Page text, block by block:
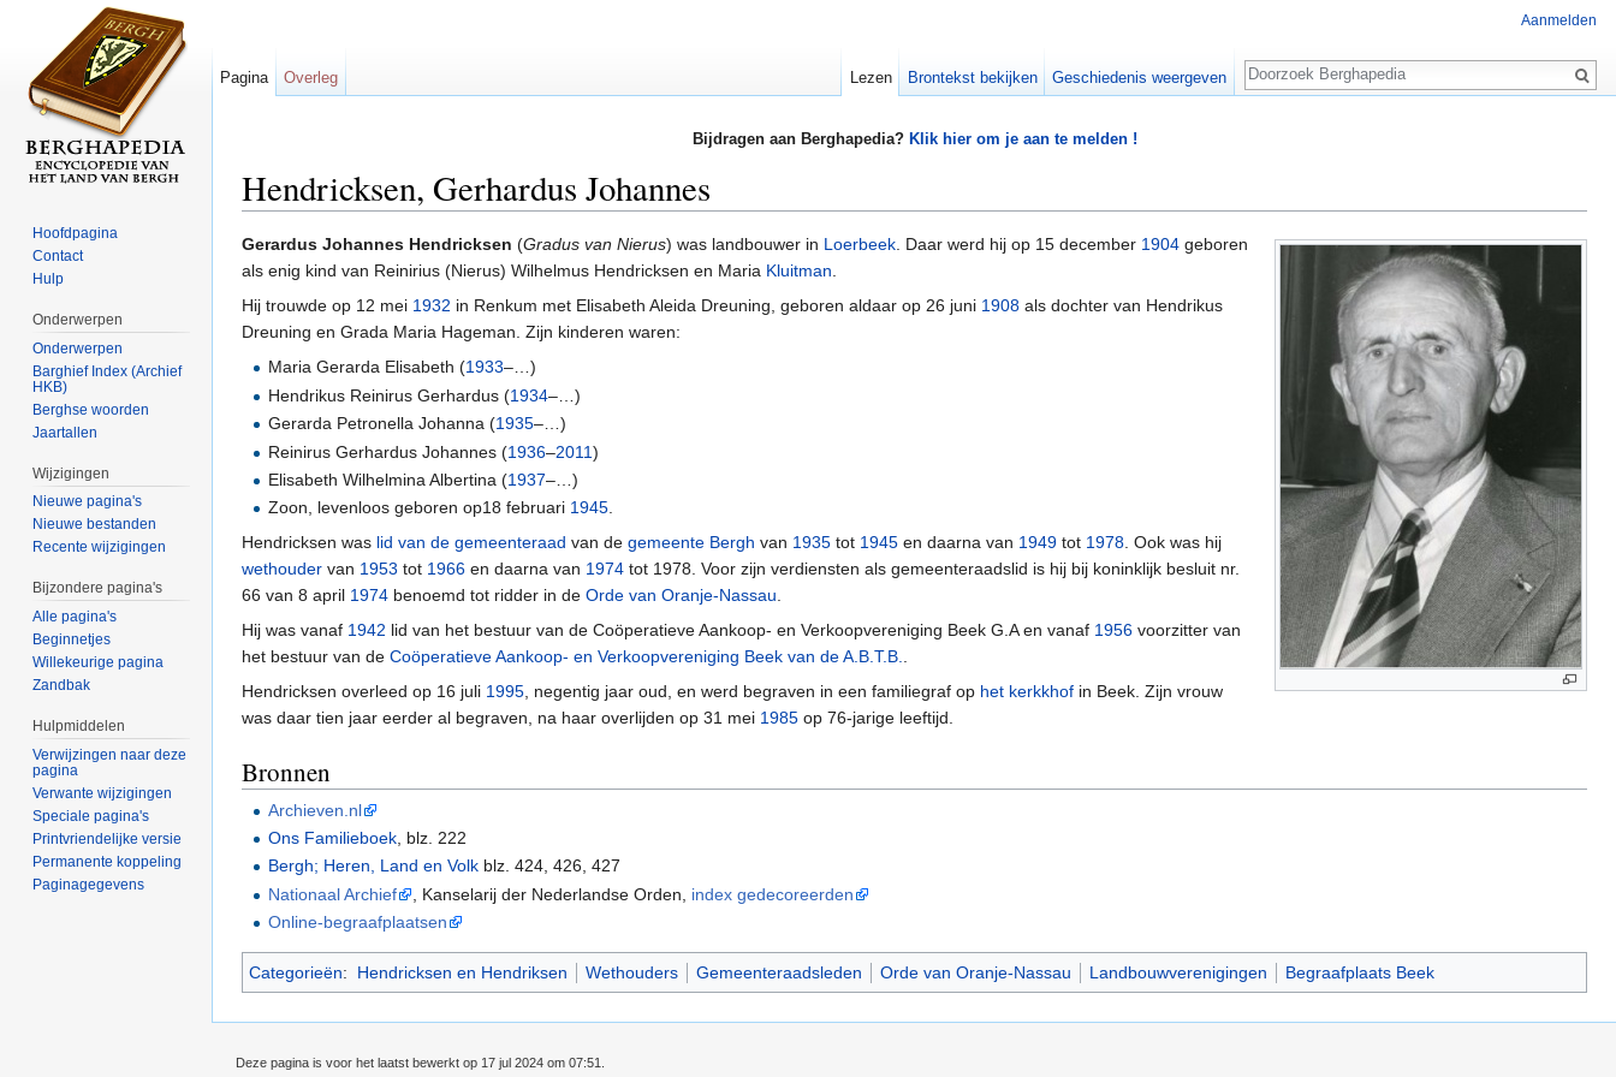
Bijdragen aan Berghapedia? Klik hier om je aan te melden !
Hendricksen, Gerhardus Johannes
Gerardus Johannes Hendricksen (Gradus van Nierus) was landbouwer in Loerbeek. Daar werd hij op 15 december 1904 geboren
als enig kind van Reinirius (Nierus) Wilhelmus Hendricksen en Maria Kluitman.
Hij trouwde op 12 mei 1932 in Renkum met Elisabeth Aleida Dreuning, geboren aldaar op 26 juni 1908 als dochter van Hendrikus
Dreuning en Grada Maria Hageman. Zijn kinderen waren:
Maria Gerarda Elisabeth (1933–…)
Hendrikus Reinirus Gerhardus (1934–…)
Gerarda Petronella Johanna (1935–…)
Reinirus Gerhardus Johannes (1936–2011)
Elisabeth Wilhelmina Albertina (1937–…)
Zoon, levenloos geboren op18 februari 1945.
Hendricksen was lid van de gemeenteraad van de gemeente Bergh van 1935 tot 1945 en daarna van 1949 tot 1978. Ook was hij
wethouder van 1953 tot 1966 en daarna van 1974 tot 1978. Voor zijn verdiensten als gemeenteraadslid is hij bij koninklijk besluit nr.
66 van 8 april 1974 benoemd tot ridder in de Orde van Oranje-Nassau.
Hij was vanaf 1942 lid van het bestuur van de Coöperatieve Aankoop- en Verkoopvereniging Beek G.A en vanaf 1956 voorzitter van
het bestuur van de Coöperatieve Aankoop- en Verkoopvereniging Beek van de A.B.T.B..
Hendricksen overleed op 16 juli 1995, negentig jaar oud, en werd begraven in een familiegraf op het kerkkhof in Beek. Zijn vrouw
was daar tien jaar eerder al begraven, na haar overlijden op 31 mei 1985 op 76-jarige leeftijd.
Bronnen
Archieven.nl
Ons Familieboek , blz. 222
Bergh; Heren, Land en Volk blz. 424, 426, 427
Nationaal Archief
, Kanselarij der Nederlandse Orden, index gedecoreerden
Online-begraafplaatsen
Categorieën: Hendricksen en Hendriksen Wethouders Gemeenteraadsleden Orde van Oranje-Nassau Landbouwverenigingen Begraafplaats Beek
Aanmelden
Pagina Overleg Lezen Brontekst bekijken Geschiedenis weergeven
Zoeken
Hoofdpagina
Contact
Hulp
Onderwerpen
Onderwerpen
Barghief Index (Archief
HKB)
Berghse woorden
Jaartallen
Wijzigingen
Nieuwe pagina's
Nieuwe bestanden
Recente wijzigingen
Bijzondere pagina's
Alle pagina's
Beginnetjes
Willekeurige pagina
Zandbak
Hulpmiddelen
Verwijzingen naar deze
pagina
Verwante wijzigingen
Speciale pagina's
Printvriendelijke versie
Permanente koppeling
Paginagegevens
Deze pagina is voor het laatst bewerkt op 17 jul 2024 om 07:51.